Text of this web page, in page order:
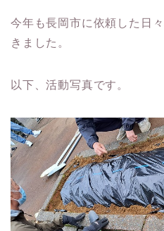
今年も長岡市に依頼した日
きました。
以下、活動写真です。